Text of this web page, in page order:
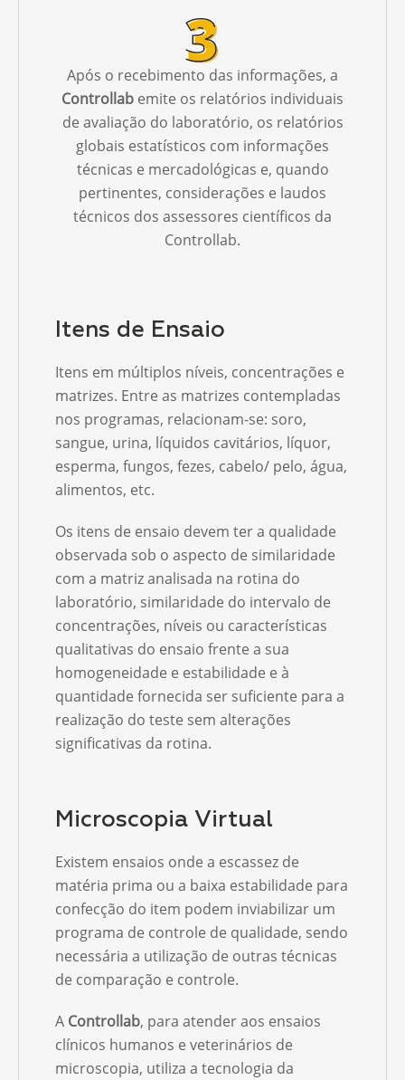
Após o recebimento das informações, a
Controllab emite os relatórios individuais
de avaliação do laboratório, os relatórios
globais estatísticos com informações
técnicas e mercadológicas e, quando
pertinentes, considerações e laudos
técnicos dos assessores científicos da
Controllab.
Itens de Ensaio
Itens em múltiplos níveis, concentrações e
matrizes. Entre as matrizes contempladas
nos programas, relacionam-se: soro,
sangue, urina, líquidos cavitários, líquor,
esperma, fungos, fezes, cabelo/ pelo, água,
alimentos, etc.
Os itens de ensaio devem ter a qualidade
observada sob o aspecto de similaridade
com a matriz analisada na rotina do
laboratório, similaridade do intervalo de
concentrações, níveis ou características
qualitativas do ensaio frente a sua
homogeneidade e estabilidade e à
quantidade fornecida ser suficiente para a
realização do teste sem alterações
significativas da rotina.
Microscopia Virtual
Existem ensaios onde a escassez de
matéria prima ou a baixa estabilidade para
confecção do item podem inviabilizar um
programa de controle de qualidade, sendo
necessária a utilização de outras técnicas
de comparação e controle.
A Controllab, para atender aos ensaios
clínicos humanos e veterinários de
microscopia, utiliza a tecnologia da